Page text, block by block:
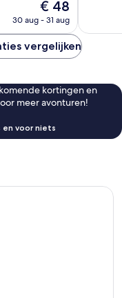
De
prijs
€ 48
€ 48
30 aug - 31 aug
454
vergelijken
kortingen en
meer avonturen!
en voor niets